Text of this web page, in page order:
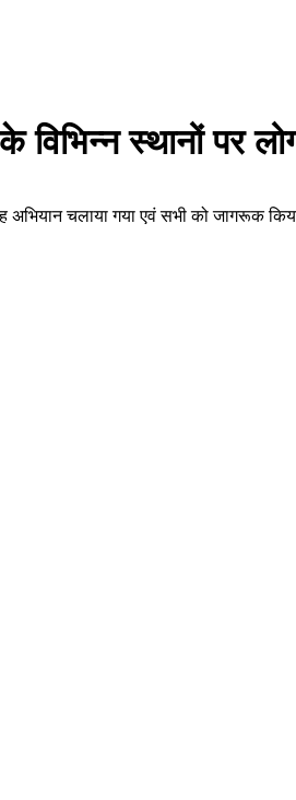
स्थानों पर
चलाया गया एवं सभी को जागरूक